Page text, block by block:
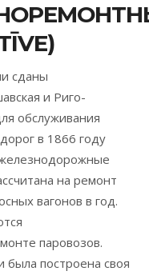
сданы
и Риго-
обслуживания
в 1866 году
на ремонт
вагонов в год.
паровозов.
построена своя